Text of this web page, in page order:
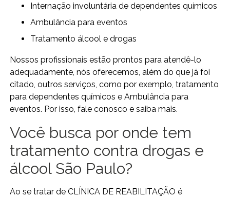
internação involuntária de dependentes químicos
ambulância para eventos
tratamento álcool e drogas
Nossos profissionais estão prontos para atendê-lo
adequadamente, nós oferecemos, além do que já foi
citado, outros serviços, como por exemplo, tratamento
para dependentes químicos e Ambulância para
eventos. Por isso, fale conosco e saiba mais.
Você busca por onde tem
tratamento contra drogas e
álcool São Paulo?
Ao se tratar de CLÍNICA DE REABILITAÇÃO é